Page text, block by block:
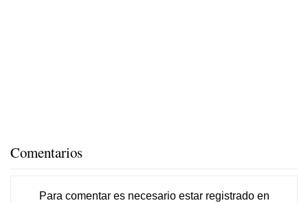
Comentarios
Para comentar es necesario estar registradoen